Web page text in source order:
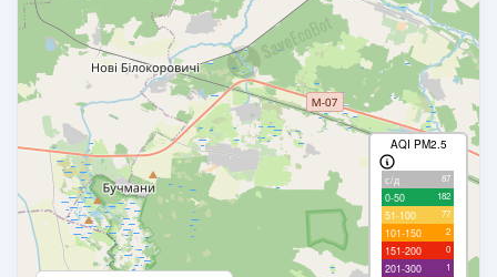
AQI PM2.5
с/д 87
0-50 182
51-100 77
101-150 2
151-200 0
201-300 1